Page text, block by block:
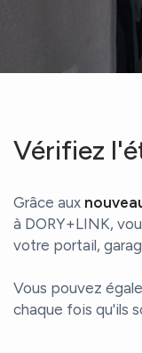
Vérifiez
Grâce aux
à DORY+LINK,
votre portail,
Vous pouvez
chaque fois qu'ils